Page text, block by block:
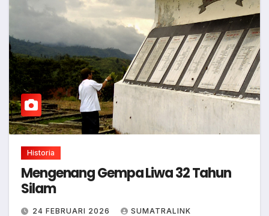
Historia
Mengenang Gempa Liwa 32 Tahun
Silam
24 FEBRUARI 2026 SUMATRALINK